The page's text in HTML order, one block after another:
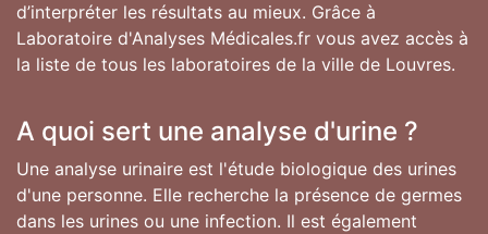
d’interpréter les résultats au mieux. Grâce à
Laboratoire d'Analyses Médicales.fr vous avez accès à
la liste de tous les laboratoires de la ville de Louvres.
A quoi sert une analyse d'urine ?
Une analyse urinaire est l'étude biologique des urines
d'une personne. Elle recherche la présence de germes
dans les urines ou une infection. Il est également